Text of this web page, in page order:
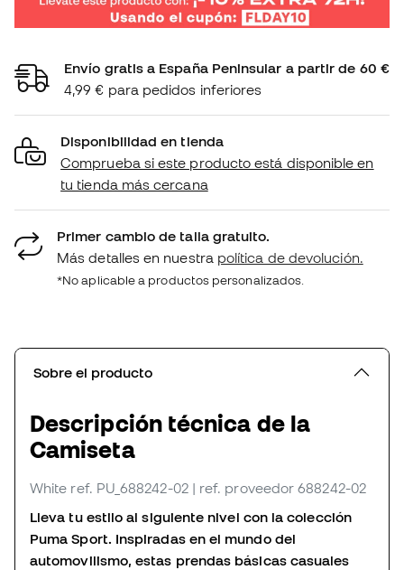
Envío gratis a España Peninsular a partir de 60 €
4,99 € para pedidos inferiores
Disponibilidad en tienda
Comprueba si este producto está disponible en
tu tienda más cercana
Primer cambio de talla gratuito.
Más detalles en nuestra política de devolución.
*No aplicable a productos personalizados.
Sobre el producto
Descripción técnica de la
Camiseta
White ref. PU_688242-02 | ref. proveedor 688242-02
Lleva tu estilo al siguiente nivel con la colección
Puma Sport. Inspiradas en el mundo del
automovilismo, estas prendas básicas casuales